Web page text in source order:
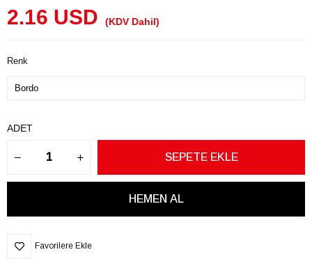
2.16 USD (KDV Dahil)
Renk
ADET
Favorilere Ekle